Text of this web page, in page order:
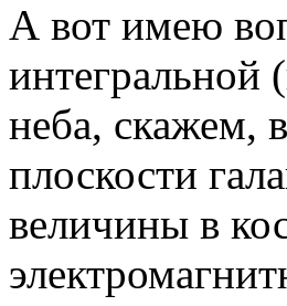
А вот имею
интегральной
неба, скажем,
плоскости
величины в